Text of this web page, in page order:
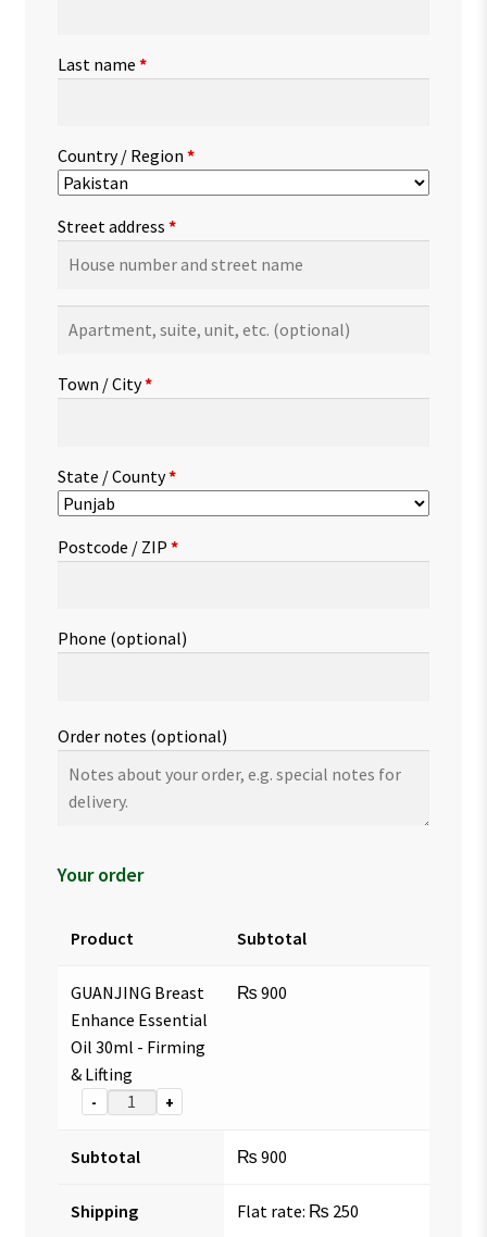
Last name *
Country / Region *
Street address *
suite,
etc.(optional)
Town / City*
State / County*
Postcode / ZIP *
Phone (optional)
Order notes (optional)
Your order
Product Subtotal
GUANJING Breast
Enhance Essential
Oil 30ml - Firming
& Lifting
- +
₨ 900
Subtotal ₨ 900
Shipping Flat rate: ₨ 250